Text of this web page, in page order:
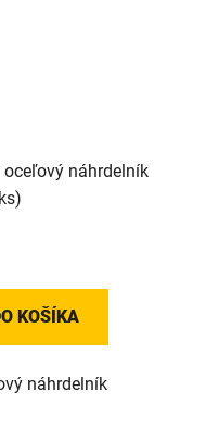
oceľový náhrdelník
KOŠÍKA
náhrdelník